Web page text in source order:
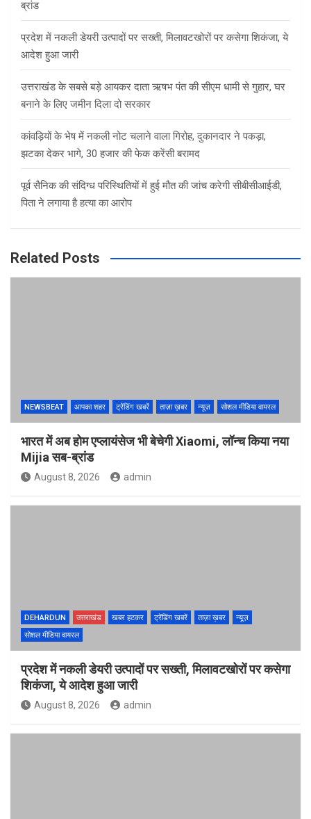
ब्रांड
प्रदेश में नकली डेयरी उत्पादों पर सख्ती, मिलावटखोरों पर कसेगा शिकंजा, ये
आदेश हुआ जारी
उत्तराखंड के सबसे बड़े आयकर दाता ऋषभ पंत की सीएम धामी से गुहार, घर
बनाने के लिए जमीन दिला दो सरकार
कांवड़ियों के भेष में नकली नोट चलाने वाला गिरोह, दुकानदार ने पकड़ा,
झटका देकर भागे, 30 हजार की फेक करेंसी बरामद
पूर्व सैनिक की संदिग्ध परिस्थितियों में हुई मौत की जांच करेगी सीबीसीआईडी,
पिता ने लगाया है हत्या का आरोप
Related Posts
NEWSBEAT आपका शहर ट्रेंडिंग खबरें ताज़ा ख़बर न्यूज़ सोशल मीडिया वायरल
भारत में अब होम एप्लायंसेज भी बेचेगी Xiaomi, लॉन्च किया नया
Mijia सब-ब्रांड
August 8, 2026 admin
DEHARDUN उत्तराखंड खबर हटकर ट्रेंडिंग खबरें ताज़ा ख़बर
न्यूज़
सोशल मीडिया वायरल
प्रदेश में नकली डेयरी उत्पादों पर सख्ती, मिलावटखोरों पर कसेगा
शिकंजा, ये आदेश हुआ जारी
August 8, 2026 admin